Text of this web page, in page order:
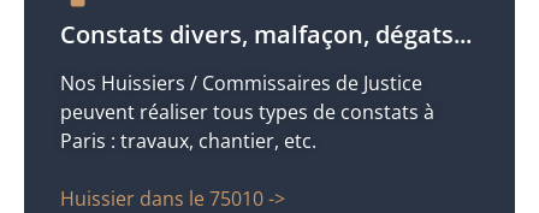
Constats divers, malfaçon, dégats...
Nos Huissiers / Commissaires de Justice
peuvent réaliser tous types de constats à
Paris : travaux, chantier, etc.
Huissier dans le 75010 ->